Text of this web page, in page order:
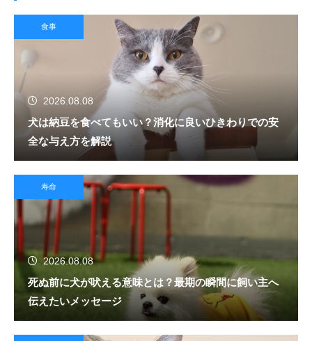
食事
2026.08.08
犬は納豆を食べてもいい？消化に良いひきわりでの安
全な与え方を解説
寿命
2026.08.08
死ぬ前に犬が吠える意味とは？最期の瞬間に飼い主へ
伝えたいメッセージ